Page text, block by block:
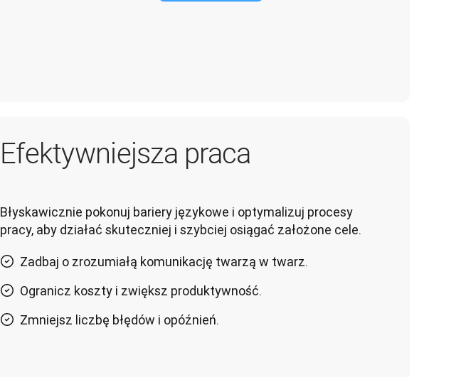
Efektywniejsza praca
Błyskawicznie pokonuj bariery językowe i optymalizuj procesy
pracy, aby działać skuteczniej i szybciej osiągać założone cele.
Zadbaj o zrozumiałą komunikację twarzą w twarz.
Ogranicz koszty i zwiększ produktywność.
Zmniejsz liczbę błędów i opóźnień.